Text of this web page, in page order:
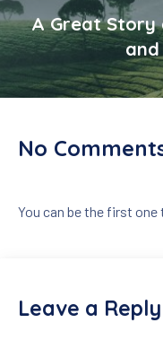
A Great Story
and
No
You can be the first one
Leave a Reply